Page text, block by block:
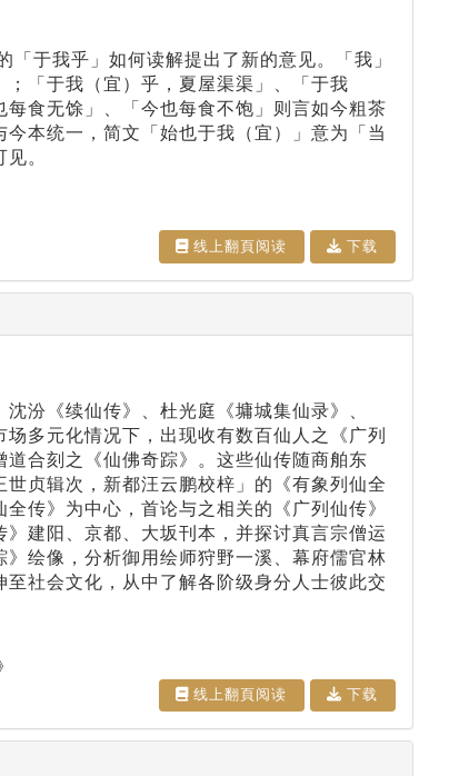
于我乎」如何读解提出了新的意见。「我」
「于我（宜）乎，夏屋渠渠」、「于我
食无馀」、「今也每食不饱」则言如今粗茶
本统一，简文「始也于我（宜）」意为「当
。
线上翻⾴阅读 下载
汾《续仙传》、杜光庭《墉城集仙录》、
多元化情况下，出现收有数百仙人之《广列
合刻之《仙佛奇踪》。这些仙传随商舶东
贞辑次，新都汪云鹏校梓」的《有象列仙全
传》为中心，首论与之相关的《广列仙传》
建阳、京都、大坂刊本，并探讨真言宗僧运
绘像，分析御用绘师狩野一溪、幕府儒官林
社会文化，从中了解各阶级身分人士彼此交
线上翻⾴阅读 下载